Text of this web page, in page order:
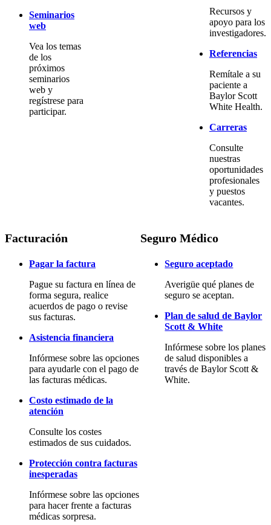
Seminarios
web
Vea los temas
de los
próximos
seminarios
web y
regístrese para
participar.
Recursos y
apoyo para los
investigadores.
Referencias
Remítale a su
paciente a
Baylor Scott
White Health.
Carreras
Consulte
nuestras
oportunidades
profesionales
y puestos
vacantes.
Facturación
Pagar la factura
Pague su factura en línea de
forma segura, realice
acuerdos de pago o revise
sus facturas.
Asistencia financiera
Infórmese sobre las opciones
para ayudarle con el pago de
las facturas médicas.
Costo estimado de la
atención
Consulte los costes
estimados de sus cuidados.
Protección contra facturas
inesperadas
Infórmese sobre las opciones
para hacer frente a facturas
médicas sorpresa.
Seguro Médico
Seguro aceptado
Averigüe qué planes de
seguro se aceptan.
Plan de salud de Baylor
Scott & White
Infórmese sobre los planes
de salud disponibles a
través de Baylor Scott &
White.